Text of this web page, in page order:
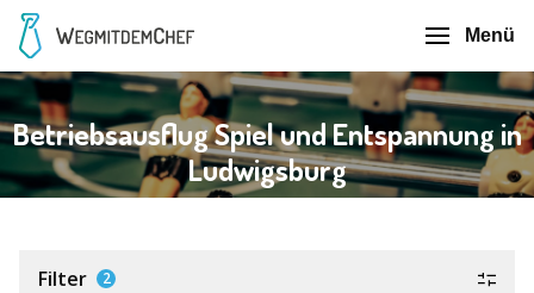
Menü
Betriebsausflug Spiel und Entspannung in
Ludwigsburg
Filter 2